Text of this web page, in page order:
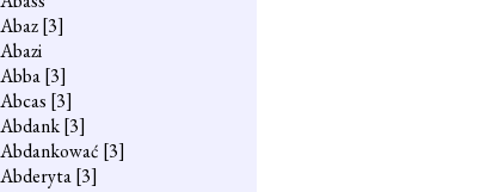
Abaz[3]
Abazi
Abba[3]
Abcas [3]
Abdank[3]
Abdankować [3]
Abderyta[3]